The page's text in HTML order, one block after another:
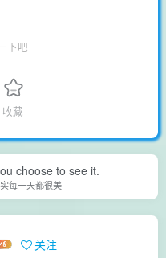
下吧
收藏
choose to see it.
每一天都很美
关注